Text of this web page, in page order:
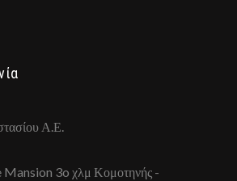
Α.Ε.
Mansion 3o χλμ Κομοτηνής -